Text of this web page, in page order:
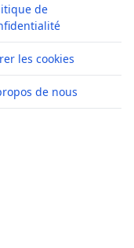
de
les cookies
de nous